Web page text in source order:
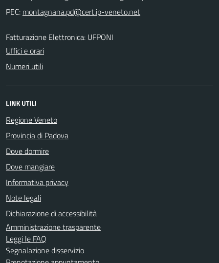
PEC:
Fatturazione Elettronica: UFPONI
Uffici e orari
Numeri utili
LINK UTILI
Regione Veneto
Provincia di Padova
Dove dormire
Dove mangiare
Informativa privacy
Note legali
Dichiarazione di accessibilità
Amministrazione trasparente
Leggi le FAQ
Segnalazione disservizio